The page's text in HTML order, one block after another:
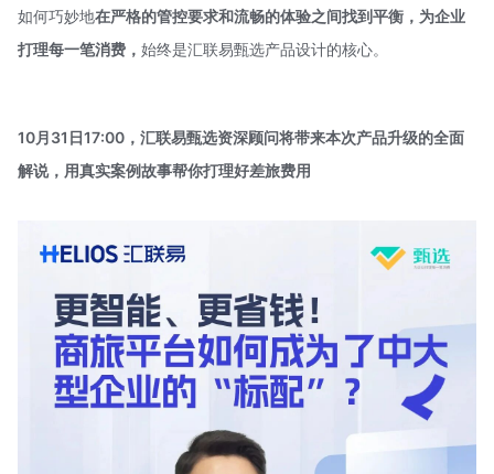
如何巧妙地在严格的管控要求和流畅的体验之间找到平衡，为企业
打理每一笔消费， 始终是汇联易甄选产品设计的核心。
10月31日17:00 ，汇联易甄选资深顾问将带来本次产品升级的全面
解说，用真实案例故事帮你打理好差旅费用